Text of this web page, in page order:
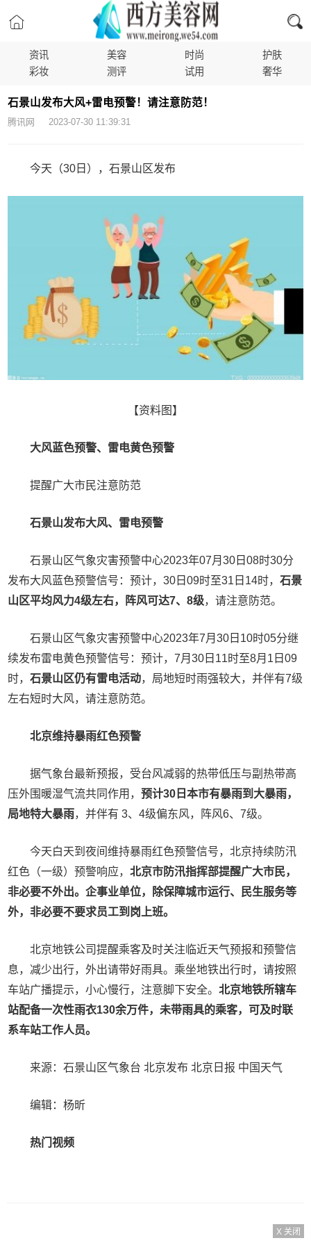
资讯 美容 时尚
护肤
彩妆
测评 试用 奢华
石景山发布大风+雷电预警！请注意防范！
腾讯网 2023-07-30 11:39:31
今天（30日），石景山区发布
【资料图】
大风蓝色预警、雷电黄色预警
提醒广大市民注意防范
石景山发布大风、雷电预警
石景山区气象灾害预警中心2023年07月30日08时30分
发布大风蓝色预警信号：预计，30日09时至31日14时， 石景
山区平均风力4级左右，阵风可达7、8级，请注意防范。
石景山区气象灾害预警中心2023年7月30日10时05分继
续发布雷电黄色预警信号：预计，7月30日11时至8月1日09
时， 石景山区仍有雷电活动，局地短时雨强较大，并伴有7级
左右短时大风，请注意防范。
北京维持暴雨红色预警
据气象台最新预报，受台风减弱的热带低压与副热带高
压外围暖湿气流共同作用， 预计30日本市有暴雨到大暴雨，
局地特大暴雨，并伴有 3、4级偏东风，阵风6、7级。
今天白天到夜间维持暴雨红色预警信号，北京持续防汛
红色（一级）预警响应， 北京市防汛指挥部提醒广大市民，
非必要不外出。 企事业单位，除保障城市运行、民生服务等
外，非必要不要求员工到岗上班。
北京地铁公司提醒乘客及时关注临近天气预报和预警信
息，减少出行，外出请带好雨具。乘坐地铁出行时，请按照
车站广播提示，小心慢行，注意脚下安全。 北京地铁所辖车
站配备一次性雨衣130余万件，未带雨具的乘客，可及时联
系车站工作人员。
来源：石景山区气象台 北京发布 北京日报 中国天气
编辑：杨昕
热门视频
X 关闭